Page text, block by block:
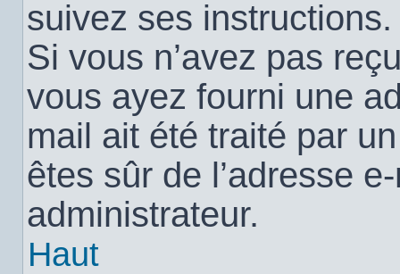
suivez ses instructions.
Si vous n’avez pas
vous ayez fourni une
mail ait été traité par
êtes sûr de l’adresse
administrateur.
Haut